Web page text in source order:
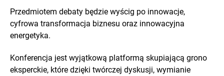
Przedmiotem debaty będzie wyścig po innowacje,
cyfrowa transformacja biznesu oraz innowacyjna
energetyka.
Konferencja jest wyjątkową platformą skupiającą grono
eksperckie, które dzięki twórczej dyskusji, wymianie